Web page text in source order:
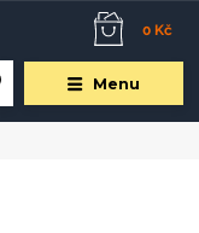
Menu
0 Kč